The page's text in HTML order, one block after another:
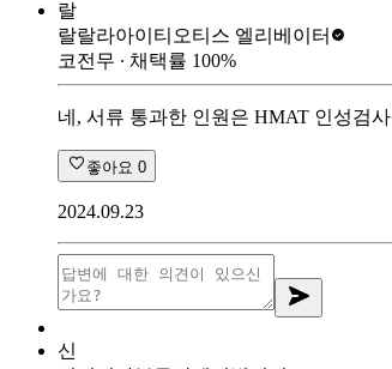
랄
랄랄라아이티 오티스 엘리베이터
코전무 ∙ 채택률 100%
네, 서류 통과한 인원은 HMAT 인성검
좋아요 0
2024.09.23
신